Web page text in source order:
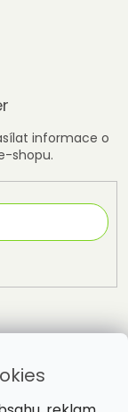
informace o
shopu.